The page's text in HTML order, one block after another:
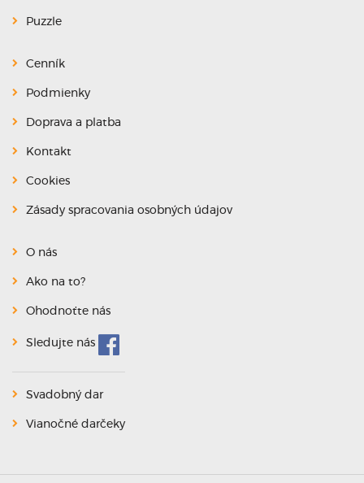
Puzzle
Cenník
Podmienky
Doprava a platba
Kontakt
Cookies
Zásady spracovania osobných údajov
O nás
Ako na to?
Ohodnoťte nás
Sledujte nás
Svadobný dar
Vianočné darčeky